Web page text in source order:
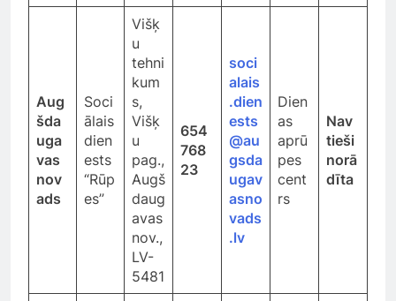
Aug
šda
uga
vas
nov
ads
Soci
ālais
dien
ests
“Rūp
es”
Višķ
u
tehni
kum
s,
Višķ
u
pag.,
Augš
daug
avas
nov.,
LV-
5481
654
768
23
soci
alais
.dien
ests
@au
gsda
ugav
asno
vads
.lv
Dien
as
aprū
pes
cent
rs
Nav
tieši
norā
dīta